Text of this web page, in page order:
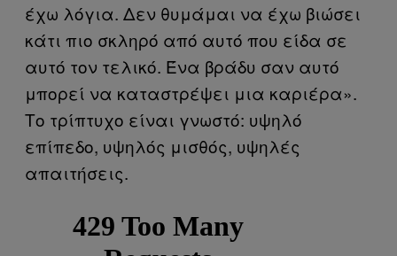
έχω λόγια. Δεν θυμάμαι να έχω βιώσει
κάτι πιο σκληρό από αυτό που είδα σε
αυτό τον τελικό. Ένα βράδυ σαν αυτό
μπορεί να καταστρέψει μια καριέρα».
Το τρίπτυχο είναι γνωστό: υψηλό
επίπεδο, υψηλός μισθός, υψηλές
απαιτήσεις.